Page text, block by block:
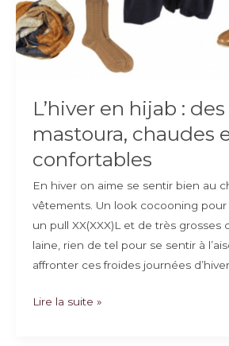
L’hiver en hijab :
mastoura, chaudes
confortables
En hiver on aime se sentir bien au
vêtements. Un look cocooning pour
un pull XX(XXX)L et de très grosses
laine, rien de tel pour se sentir à
affronter ces froides journées
L’hiver
Lire la suite »